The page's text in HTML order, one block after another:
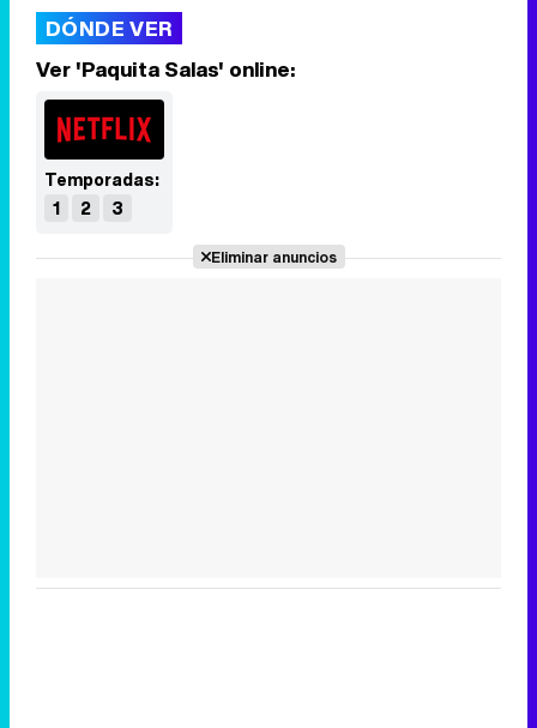
DÓNDE VER
Ver 'Paquita Salas' online:
Temporadas:
1
2 3
Eliminar anuncios